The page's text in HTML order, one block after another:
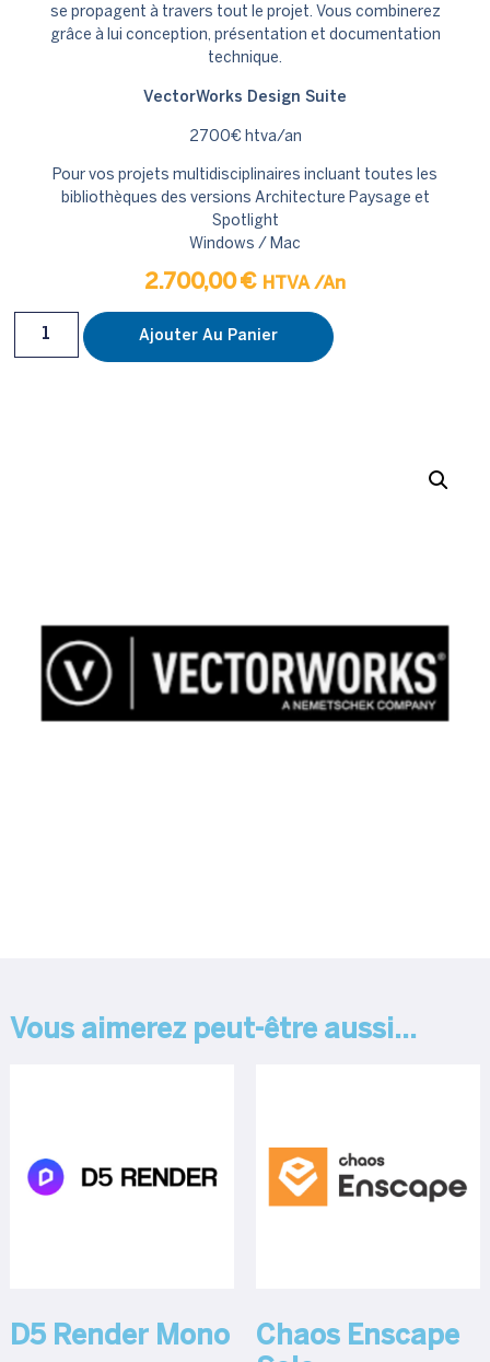
se propagent à travers tout le projet. Vous combinerez
grâce à lui conception, présentation et documentation
technique.
VectorWorks Design Suite
2700€ htva/an
Pour vos projets multidisciplinaires incluant toutes les
bibliothèques des versions Architecture Paysage et
Spotlight
Windows / Mac
2.700,00€ HTVA /An
Ajouter Au Panier
Vous aimerez peut-être aussi…
D5 Render Mono
Chaos Enscape